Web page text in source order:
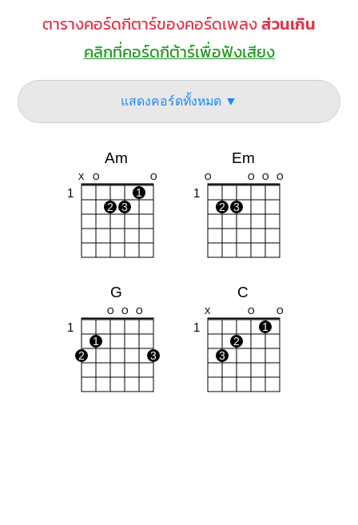
ตารางคอร์ดกีตาร์ของคอร์ดเพลงส่วนเกิน
คลิกที่คอร์ดกีต้าร์เพื่อฟังเสียง
แสดงคอร์ดทั้งหมด ▼
Am
X O O
1
1
2
3
Em
O O O O
1
2 3
G
O O O
1
1
2
3
C
X O O
1
1
2
3